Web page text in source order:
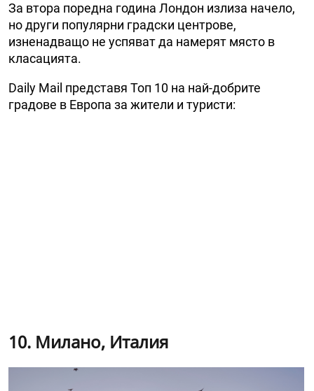
За втора поредна година Лондон излиза начело,
но други популярни градски центрове,
изненадващо не успяват да намерят място в
класацията.
Daily Mail представя Топ 10 на най-добрите
градове в Европа за жители и туристи:
10. Милано, Италия